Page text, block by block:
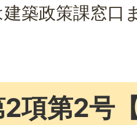
建築政策課窓
項第2号